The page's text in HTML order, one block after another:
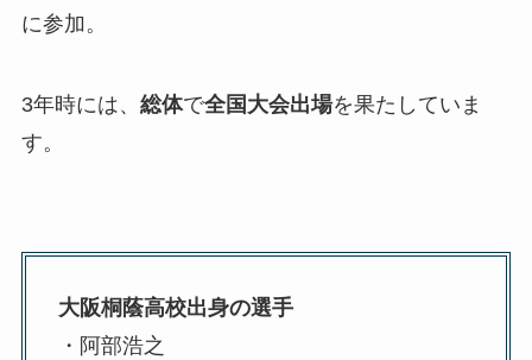
に参加。
3年時には、 総体で全国大会出場を果たしていま
す。
大阪桐蔭高校出身の選手
・阿部浩之